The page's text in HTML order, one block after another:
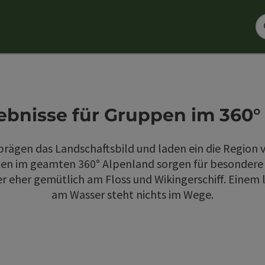
für Gruppen im
das Landschaftsbild und laden ein die Region
im geamten 360° Alpenland sorgen für
eher gemütlich am Floss und Wikingerschiff.
am Wasser steht nichts im Wege.